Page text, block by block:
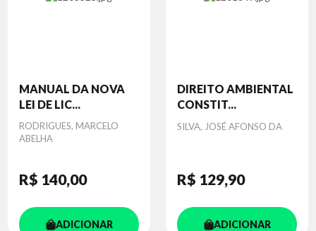
MANUAL DA NOVA
LEI DE LIC...
Autor
RODRIGUES, MARCELO
ABELHA
R$ 140,00
ADICIONAR
DIREITO AMBIENTAL
CONSTIT...
Autor
SILVA, JOSÉ AFONSO DA
R$ 129,90
ADICIONAR